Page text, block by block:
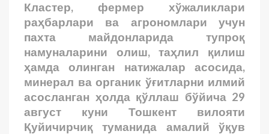
Кластер, фермер хўжаликлари
раҳбарлари ва агрономлари учун
пахта майдонларида тупроқ
намуналарини олиш, таҳлил қилиш
ҳамда олинган натижалар асосида,
минерал ва органик ўғитларни илмий
асосланган ҳолда қўллаш бўйича 29
август куни Тошкент вилояти
Қуйичирчиқ туманида амалий ўқув